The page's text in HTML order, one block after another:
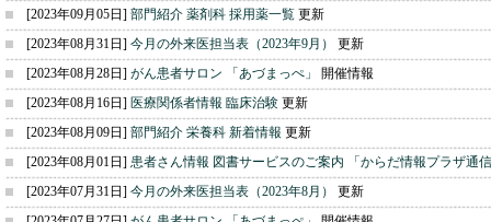
[2023年09月05日] 部門紹介 薬剤科 採用薬一覧 更新
[2023年08月31日] 今月の外来医担当表（2023年9月）
更新
[2023年08月28日] がん患者サロン 「あづまっぺ」 開催情報
[2023年08月16日] 医療関係者情報 臨床治験 更新
[2023年08月09日] 部門紹介 栄養科 新着情報 更新
[2023年08月01日] 患者さん情報 図書サービスのご案内 「からだ情報プラザ通
[2023年07月31日] 今月の外来医担当表（2023年8月）
更新